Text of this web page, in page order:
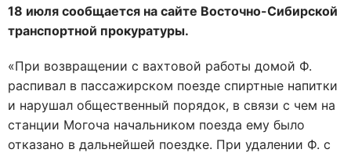
18 июля сообщается на сайте Восточно-Сибирской
транспортной прокуратуры.
«При возвращении с вахтовой работы домой Ф.
распивал в пассажирском поезде спиртные напитки
и нарушал общественный порядок, в связи с чем на
станции Могоча начальником поезда ему было
отказано в дальнейшей поездке. При удалении Ф. с